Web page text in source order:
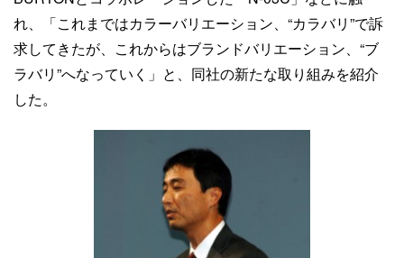
れ、「これまではカラーバリエーション、“カラバリ”で訴
求してきたが、これからはブランドバリエーション、“ブ
ラバリ”へなっていく」と、同社の新たな取り組みを紹介
した。